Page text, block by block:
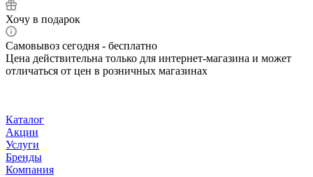
Хочу в подарок
Самовывоз сегодня - бесплатно
Цена действительна только для интернет-магазина и может
отличаться от цен в розничных магазинах
Каталог
Акции
Услуги
Бренды
Компания